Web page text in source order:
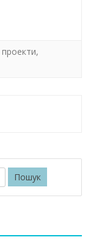
проекти,